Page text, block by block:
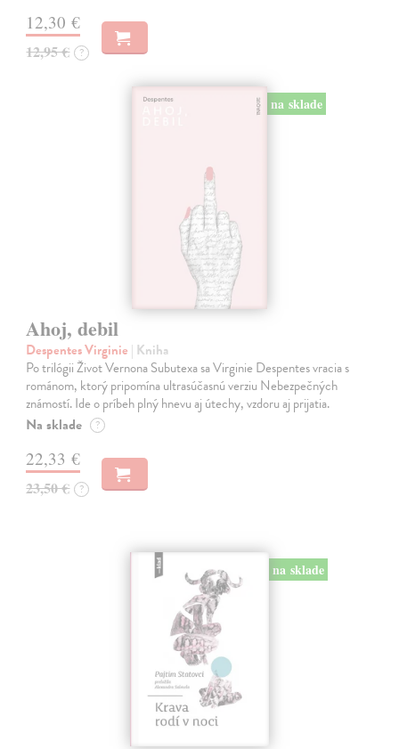
12,30 €
12,95 € ?
na sklade
Ahoj, debil
Despentes Virginie | Kniha
Po trilógii Život Vernona Subutexa sa Virginie Despentes vracia s
románom, ktorý pripomína ultrasúčasnú verziu Nebezpečných
známostí. Ide o príbeh plný hnevu aj útechy, vzdoru aj prijatia.
Na sklade ?
22,33 €
23,50 € ?
na sklade